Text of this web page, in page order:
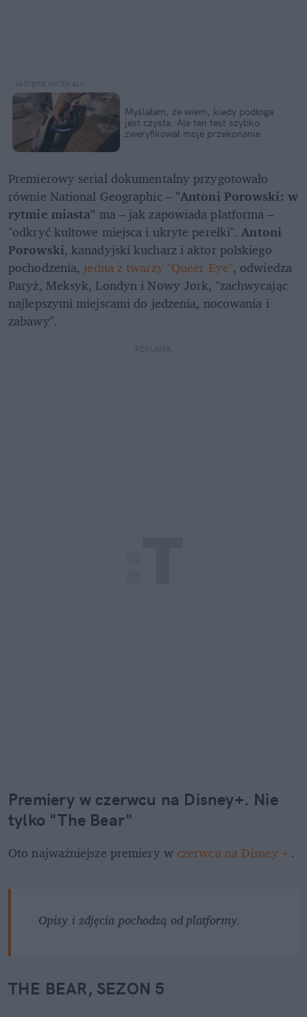
Myślałam, że wiem, kiedy podłoga
jest czysta. Ale ten test szybko
zweryfikował moje przekonanie
Premierowy serial dokumentalny przygotowało
równie National Geographic – "Antoni Porowski: w
rytmie miasta" ma – jak zapowiada platforma –
"odkryć kultowe miejsca i ukryte perełki". Antoni
Porowski, kanadyjski kucharz i aktor polskiego
pochodzenia, jedna z twarzy "Queer Eye", odwiedza
Paryż, Meksyk, Londyn i Nowy Jork, "zachwycając
najlepszymi miejscami do jedzenia, nocowania i
zabawy".
REKLAMA
Premiery w czerwcu na Disney+. Nie
tylko "The Bear"
Oto najważniejsze premiery w czerwcu na Disney+.
Opisy i zdjęcia pochodzą od platformy.
THE BEAR, SEZON 5